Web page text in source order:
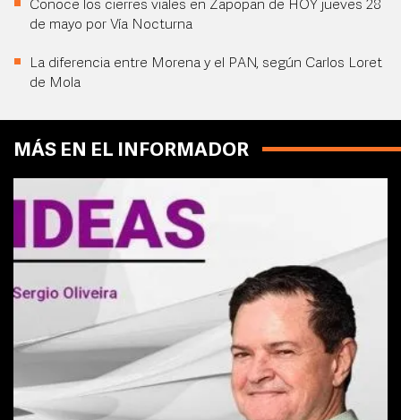
Conoce los cierres viales en Zapopan de HOY jueves 28
de mayo por Vía Nocturna
La diferencia entre Morena y el PAN, según Carlos Loret
de Mola
MÁS EN EL INFORMADOR